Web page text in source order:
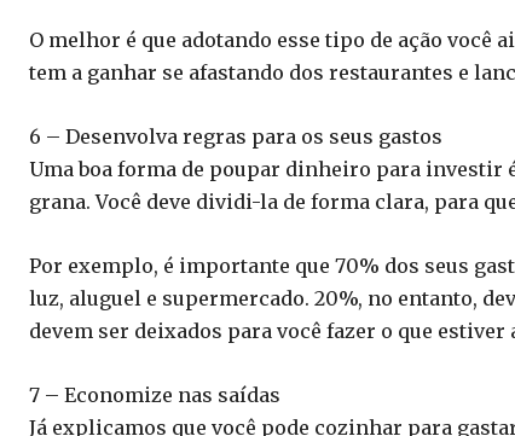
O melhor é que adotando esse tipo de ação você
tem a ganhar se afastando dos restaurantes e
6 – Desenvolva regras para os seus gastos
Uma boa forma de poupar dinheiro para investir
grana. Você deve dividi-la de forma clara, para
Por exemplo, é importante que 70% dos seus
luz, aluguel e supermercado. 20%, no entanto,
devem ser deixados para você fazer o que estiver
7 – Economize nas saídas
Já explicamos que você pode cozinhar para